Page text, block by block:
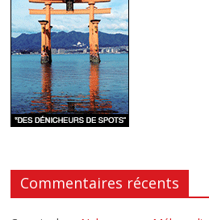
Commentaires récents